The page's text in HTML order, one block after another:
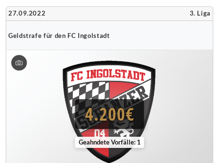
27.09.2022 3. Liga
Geldstrafe für den FC Ingolstadt
4.200€
Geahndete Vorfälle: 1